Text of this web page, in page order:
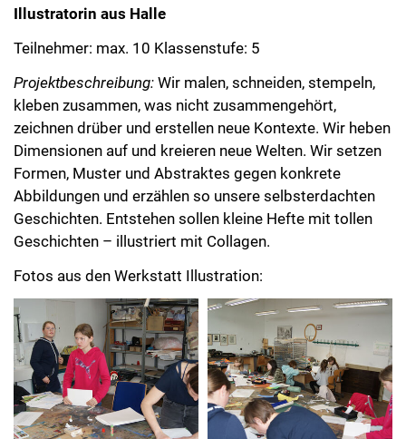
Illustratorin aus Halle
Teilnehmer: max. 10 Klassenstufe: 5
Projektbeschreibung: Wir malen, schneiden, stempeln,
kleben zusammen, was nicht zusammengehört,
zeichnen drüber und erstellen neue Kontexte. Wir heben
Dimensionen auf und kreieren neue Welten. Wir setzen
Formen, Muster und Abstraktes gegen konkrete
Abbildungen und erzählen so unsere selbsterdachten
Geschichten. Entstehen sollen kleine Hefte mit tollen
Geschichten – illustriert mit Collagen.
Fotos aus den Werkstatt Illustration: